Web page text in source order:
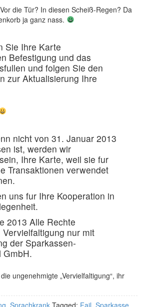
die Tür? In diesen Scheiß-Regen? Da
ja ganz nass.
Sie Ihre Karte
Befestigung und das
und folgen Sie den
zur Aktualisierung Ihre
nicht von 31. Januar 2013
ist, werden wir
Ihre Karte, weil sie fur
Transaktionen verwendet
uns fur Ihre Kooperation in
2013 Alle Rechte
nur mit
der Sparkassen-
GmbH.
ungenehmigte „Vervielfaltigung“, ihr
, Sprachkrank Tagged: Fail, Sparkasse